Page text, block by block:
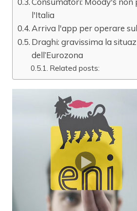
l'Italia
Arriva l'app per operare
Draghi: gravissima la
dell’Eurozona
Related posts: